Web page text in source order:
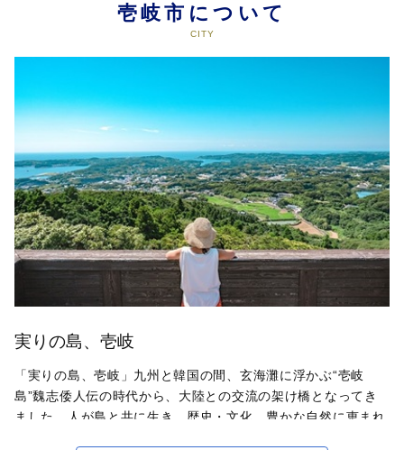
壱岐市について
実りの島、壱岐
「実りの島、壱岐」九州と韓国の間、玄海灘に浮かぶ“壱岐
島”魏志倭人伝の時代から、大陸との交流の架け橋となってき
ました。人が島と共に生き、歴史・文化、豊かな自然に恵まれ